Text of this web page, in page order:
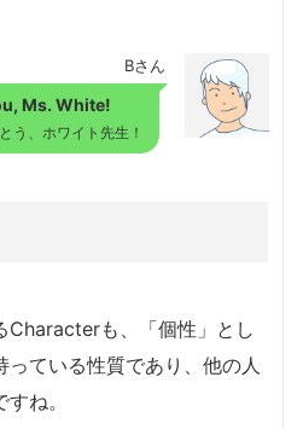
Bさん
Ms. White!
う、ホワイト先生！
Characterも、「個性」とし
ている性質であり、他の人
ね。